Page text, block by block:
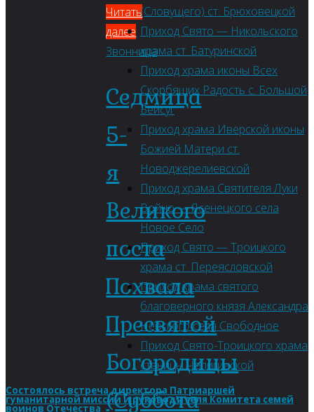
Читать
далее
Звонница
Седмица
5-
я
Великого
поста
Похвала
Пресвятой
Богородицы
(Суббота
(Словущего) ст. Брюховецкой
Приход Свято — Никольского
храма ст. Батуринской
Приход храма иконы Всех
Скорбящих Радость с. Большой
Бейсуг
Приход храма Иверской иконы
Божией Матери ст.
Новоджерелиевской
Приход храма Святителя Луки
Войно — Ясенецкого села
Новое Село
Приход Свято — Троицкого
храма ст. Переясловской
Приход храма святого
благоверного князя Александра
Невского села Свободное
Приход Свято-Троицкого храма
станицы Чепигинской
Состоялось встреча директора Патриаршей
гуманитарной миссии и руководителя Комитета семей
воинов Отечества